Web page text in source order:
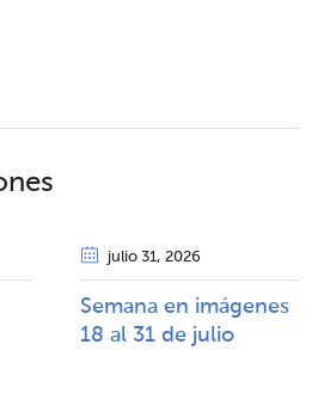
julio 31, 2026
Semana en imágenes
18 al 31 de julio